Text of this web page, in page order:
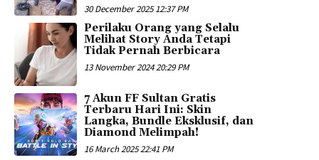
30 December 2025 12:37 PM
Perilaku Orang yang Selalu
Melihat Story Anda Tetapi
Tidak Pernah Berbicara
13 November 2024 20:29 PM
7 Akun FF Sultan Gratis
Terbaru Hari Ini: Skin
Langka, Bundle Eksklusif, dan
Diamond Melimpah!
16 March 2025 22:41 PM